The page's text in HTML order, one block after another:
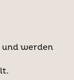
und werden